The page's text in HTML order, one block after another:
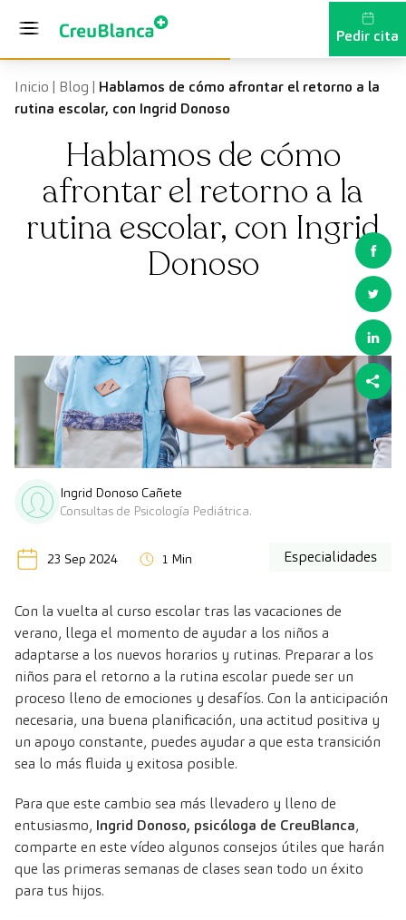
Pedir cita
Inicio | Blog | Hablamos de cómo afrontar el retorno a la
rutina escolar, con Ingrid Donoso
Hablamos de cómo
afrontar el retorno a la
rutina escolar, con Ingrid
Donoso
Ingrid Donoso Cañete
Consultas de Psicología Pediátrica.
23 Sep 2024 1 Min Especialidades
Con la vuelta al curso escolar tras las vacaciones de
verano, llega el momento de ayudar a los niños a
adaptarse a los nuevos horarios y rutinas. Preparar a los
niños para el retorno a la rutina escolar puede ser un
proceso lleno de emociones y desafíos. Con la anticipación
necesaria, una buena planificación, una actitud positiva y
un apoyo constante, puedes ayudar a que esta transición
sea lo más fluida y exitosa posible.
Para que este cambio sea más llevadero y lleno de
entusiasmo, Ingrid Donoso, psicóloga de CreuBlanca,
comparte en este vídeo algunos consejos útiles que harán
que las primeras semanas de clases sean todo un éxito
para tus hijos.